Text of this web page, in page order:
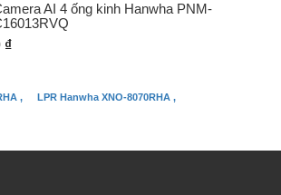
AI 4 ống kinh Hanwha PNM-
₫
,
LPR Hanwha XNO-8070RHA ,